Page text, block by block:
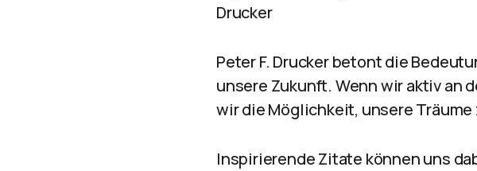
Drucker
Peter F. Drucker betont die
unsere Zukunft. Wenn wir aktiv an
wir die Möglichkeit, unsere
Inspirierende Zitate können uns